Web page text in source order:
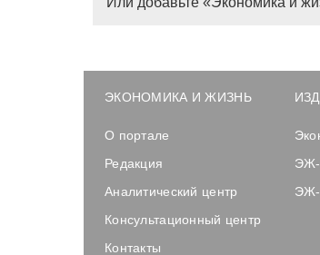
ЭКОНОМИКА И ЖИЗНЬ
О портале
Редакция
Аналитический центр
Консультационный центр
Контакты
ЭЖ-